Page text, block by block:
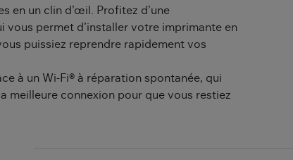
en un clin d’œil. Profitez d’une
vous permet d’installer votre imprimante en
puissiez reprendre rapidement vos
à un Wi-Fi® à réparation spontanée, qui
meilleure connexion pour que vous restiez